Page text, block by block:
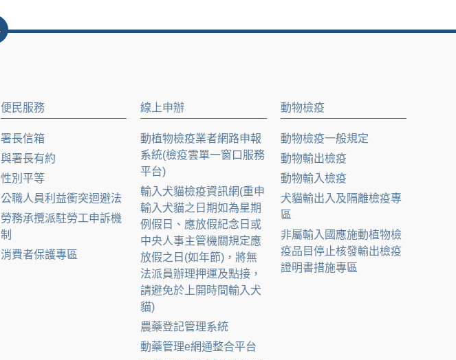
便民服務
署長信箱
與署長有約
性別平等
公職人員利益衝突迴避法
勞務承攬派駐勞工申訴機
制
消費者保護專區
線上申辦
動植物檢疫業者網路申報
系統(檢疫雲單一窗口服務
平台)
輸入犬貓檢疫資訊網(重申
輸入犬貓之日期如為星期
例假日、應放假紀念日或
中央人事主管機關規定應
放假之日(如年節)，將無
法派員辦理押運及點接，
請避免於上開時間輸入犬
貓)
農藥登記管理系統
動藥管理e網通整合平台
動物檢疫
動物檢疫一般規定
動物輸出檢疫
動物輸入檢疫
犬貓輸出入及隔離檢疫專
區
非屬輸入國應施動植物檢
疫品目停止核發輸出檢疫
證明書措施專區